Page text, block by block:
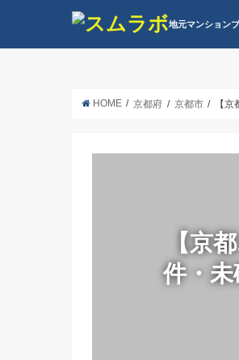
地元マンション
HOME 京都府 京都市 【
【京
件・